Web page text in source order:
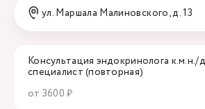
ул. Маршала Малиновского, д. 13
Консультация эндокринолога
специалист (повторная)
от 3600 ₽